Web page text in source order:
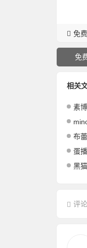
免
免
相关
素
布
蛋
黑
评论